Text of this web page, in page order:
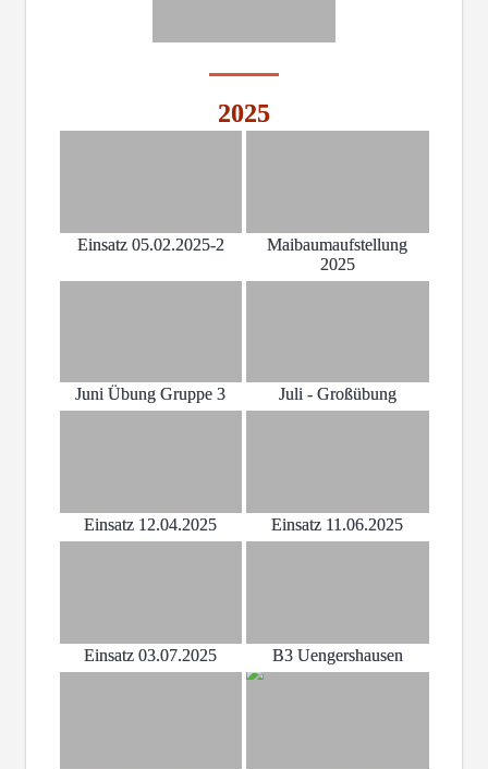
2025
Einsatz 05.02.2025-2
Maibaumaufstellung
2025
Juni Übung Gruppe 3 Juli - Großübung
Einsatz 12.04.2025 Einsatz 11.06.2025
Einsatz 03.07.2025 B3 Uengershausen